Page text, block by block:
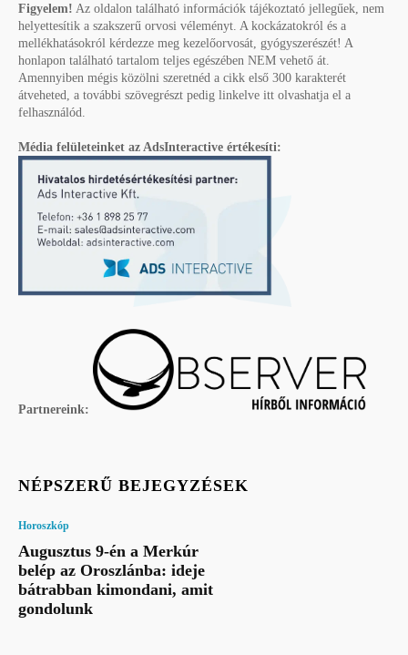
Figyelem! Az oldalon található információk tájékoztató jellegűek, nem
helyettesítik a szakszerű orvosi véleményt. A kockázatokról és a
mellékhatásokról kérdezze meg kezelőorvosát, gyógyszerészét! A
honlapon található tartalom teljes egészében NEM vehető át.
Amennyiben mégis közölni szeretnéd a cikk első 300 karakterét
átveheted, a további szövegrészt pedig linkelve itt olvashatja el a
felhasználód.
Média felületeinket az AdsInteractive értékesíti:
Partnereink:
NÉPSZERŰ BEJEGYZÉSEK
Horoszkóp
Augusztus 9-én a Merkúr
belép az Oroszlánba: ideje
bátrabban kimondani, amit
gondolunk